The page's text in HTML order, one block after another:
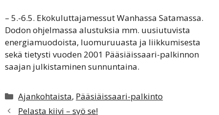
– 5.-6.5. Ekokuluttajamessut Wanhassa Satamassa.
Dodon ohjelmassa alustuksia mm. uusiutuvista
energiamuodoista, luomuruuasta ja liikkumisesta
sekä tietysti vuoden 2001 Pääsiäissaari-palkinnon
saajan julkistaminen sunnuntaina.
Kategoriat
Ajankohtaista, Pääsiäissaari-palkinto
Pelasta kiivi – syö se!